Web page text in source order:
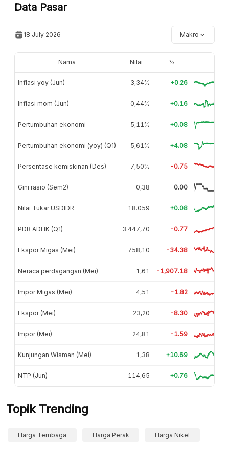
Data Pasar
18 July 2026 Makro
Nama Nilai %
Inflasi yoy (Jun) 3,34% +0.26
Inflasi mom (Jun) 0,44% +0.16
Pertumbuhan ekonomi 5,11% +0.08
Pertumbuhan ekonomi (yoy) (Q1) 5,61% +4.08
Persentase kemiskinan (Des) 7,50% -0.75
Gini rasio (Sem2) 0,38 0.00
Nilai Tukar USDIDR 18.059 +0.08
PDB ADHK (Q1) 3.447,70 -0.77
Ekspor Migas (Mei) 758,10 -34.38
Neraca perdagangan (Mei) -1,61 -1,907.18
Impor Migas (Mei) 4,51 -1.82
Ekspor (Mei) 23,20 -8.30
Impor (Mei) 24,81 -1.59
Kunjungan Wisman (Mei) 1,38 +10.69
NTP (Jun) 114,65 +0.76
Topik Trending
Harga Tembaga Harga Perak Harga Nikel